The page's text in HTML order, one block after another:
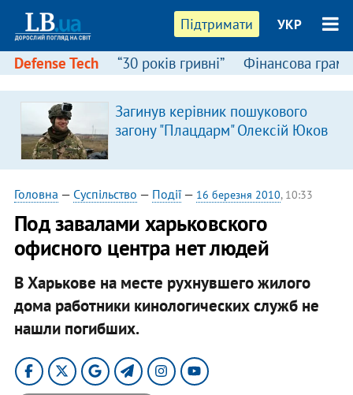
Підтримати УКР
Defense Tech “30 років гривні” Фінансова
Загинув керівник пошукового
загону "Плацдарм" Олексій Юков
Головна — Суспільство — Події— 16 березня 2010, 10:33
Под завалами харьковского
офисного центра нет людей
В Харькове на месте рухнувшего жилого
дома работники кинологических служб не
нашли погибших.